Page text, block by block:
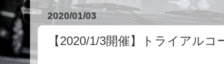
2020/01/03
【2020/1/3開催】トライアル